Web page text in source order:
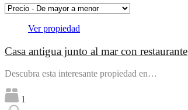
Ver propiedad
Casa antigua junto al mar con restaurante
Descubra esta interesante propiedad en…
1